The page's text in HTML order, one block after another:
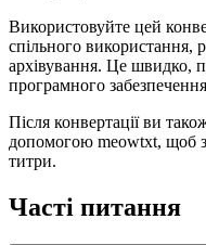
Використовуйте цей
спільного використання,
архівування. Це швидко,
програмного
Після конвертації ви
допомогою meowtxt, щоб
титри.
Часті питання